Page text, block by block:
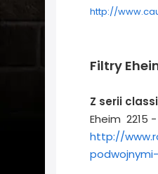
http://
Filtry
Z serii
Eheim 2215
http://